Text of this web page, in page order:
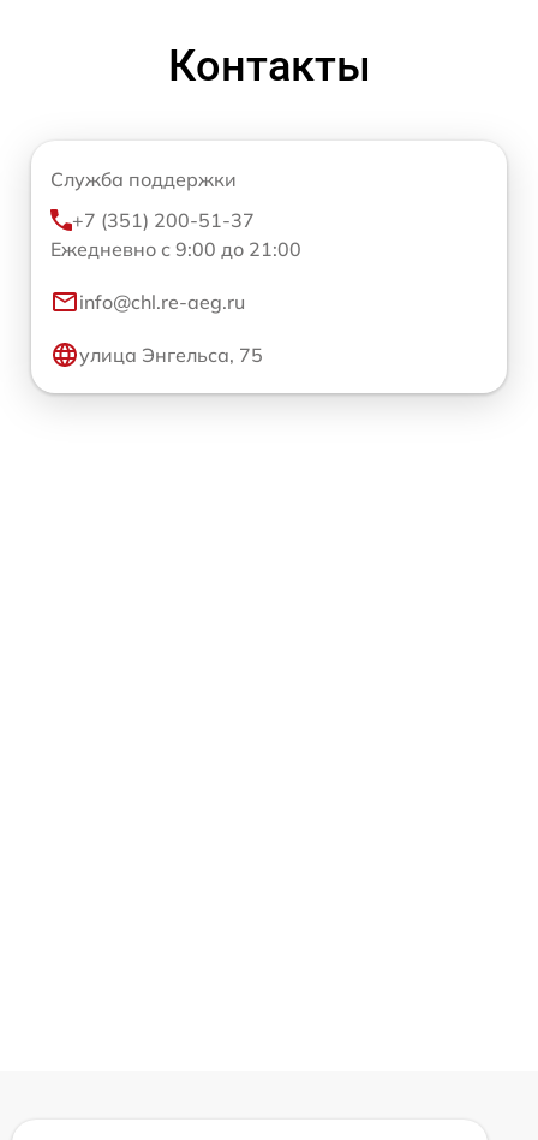
Контакты
Служба поддержки
+7 (351) 200-51-37
Ежедневно с 9:00 до 21:00
info@chl.re-aeg.ru
улица Энгельса, 75